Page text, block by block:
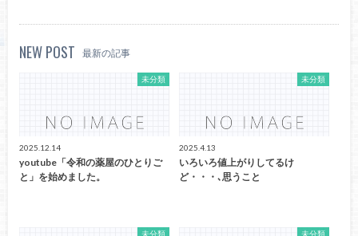
NEW POST 最新の記事
未分類
2025.12.14
youtube「令和の薬屋のひとりご
と」を始めました。
未分類
2025.4.13
いろいろ値上がりしてるけ
ど・・・､思うこと
未分類 未分類